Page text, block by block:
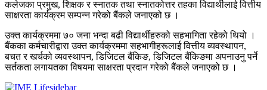
कलेजका प्रमुख, शिक्षक र स्नातक तथा स्नातकोत्तर तहका विद्यार्थीलाई वित्तीय
साक्षरता कार्यक्रम सम्पन्न गरेको बैंकले जनाएको छ ।
उक्त कार्यक्रममा ७० जना भन्दा बढी विद्यार्थीहरुको सहभागिता रहेको थियो ।
बैंकका कर्मचारीद्वारा उक्त कार्यक्रममा सहभागीहरूलाई वित्तीय व्यवस्थापन,
बचत र खर्चको व्यवस्थापन, डिजिटल बैंकिङ, डिजिटल बैंकिङमा अपनाउनु पर्ने
सर्तकता लगायतका विषयमा साक्षरता प्रदान गरेको बैंकले जनाएको छ ।